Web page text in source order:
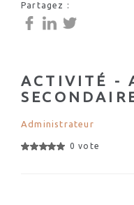
Partagez :
ACTIVITÉ -
Administrateur
0 vote